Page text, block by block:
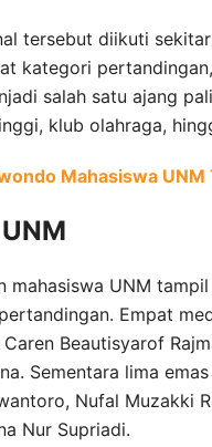
tersebut diikuti
kategori
salah satu ajang
klub olahraga,
Mahasiswa UNM
mahasiswa UNM
Empat
Beautisyarof
Sementara lima
Nufal Muzakki
Nur Supriadi.